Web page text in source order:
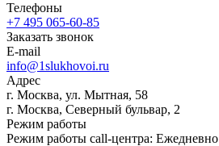
Телефоны
+7 495 065-60-85
Заказать звонок
E-mail
info@1slukhovoi.ru
Адрес
г. Москва, ул. Мытная, 58
г. Москва, Северный бульвар, 2
Режим работы
Режим работы call-центра: Ежедневно